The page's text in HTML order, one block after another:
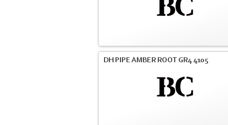
DH PIPE AMBER ROOT GR4 4105